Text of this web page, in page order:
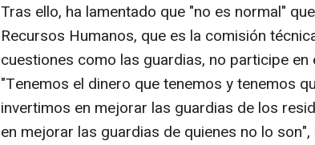
Tras ello, ha lamentado que "no es normal"
Recursos Humanos, que es la comisión
cuestiones como las guardias, no participe
"Tenemos el dinero que tenemos y tenemos
invertimos en mejorar las guardias de los
en mejorar las guardias de quienes no lo